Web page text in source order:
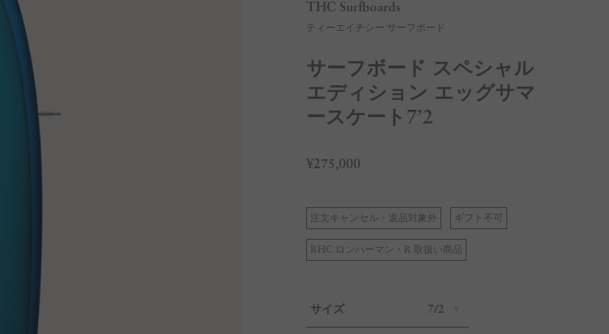
THC Surfboards
ティーエイチシー サーフボード
サーフボード スペシャル
エディション エッグサマ
ースケート7’2
¥275,000
注文キャンセル・返品対象外 ギフト不可
RHC ロンハーマン・R 取扱い商品
サイズ 7/2